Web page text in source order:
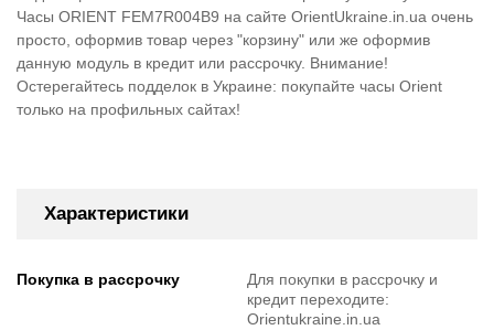
Часы ORIENT FEM7R004B9 на сайте OrientUkraine.in.ua очень
просто, оформив товар через "корзину" или же оформив
данную модуль в кредит или рассрочку. Внимание!
Остерегайтесь подделок в Украине: покупайте часы Orient
только на профильных сайтах!
Характеристики
Покупка в рассрочку
Для покупки в рассрочку и
кредит переходите:
Orientukraine.in.ua